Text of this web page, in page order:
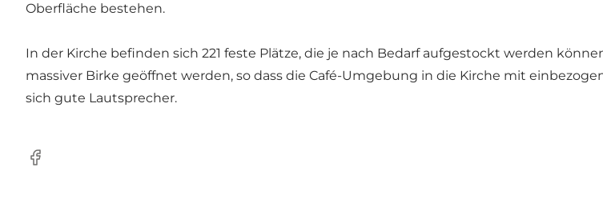
Oberfläche bestehen.
In der Kirche befinden sich 221 feste Plätze, die je nach Bedarf aufgestockt werden
massiver Birke geöffnet werden, so dass die Café-Umgebung in die Kirche mit
sich gute Lautsprecher.
Facebook